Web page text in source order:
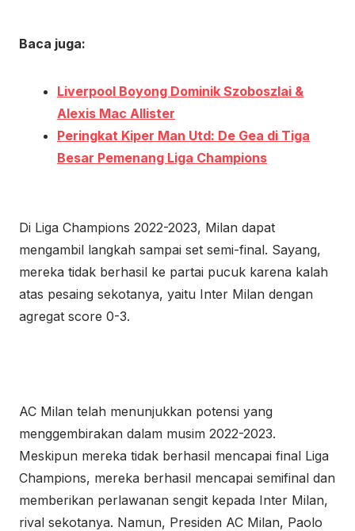
Baca juga:
Liverpool Boyong Dominik Szoboszlai &
Alexis Mac Allister
Peringkat Kiper Man Utd: De Gea di Tiga
Besar Pemenang Liga Champions
Di Liga Champions 2022-2023, Milan dapat
mengambil langkah sampai set semi-final. Sayang,
mereka tidak berhasil ke partai pucuk karena kalah
atas pesaing sekotanya, yaitu Inter Milan dengan
agregat score 0-3.
AC Milan telah menunjukkan potensi yang
menggembirakan dalam musim 2022-2023.
Meskipun mereka tidak berhasil mencapai final Liga
Champions, mereka berhasil mencapai semifinal dan
memberikan perlawanan sengit kepada Inter Milan,
rival sekotanya. Namun, Presiden AC Milan, Paolo